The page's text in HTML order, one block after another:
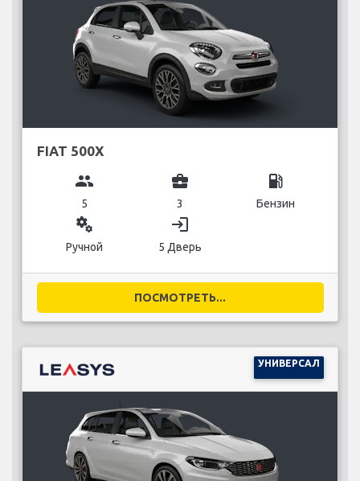
FIAT 500X
group
5
business_center
3
local_gas_station
Бензин
miscellaneous_services
Ручной
login
5 Дверь
ПОСМОТРЕТЬ...
УНИВЕРСАЛ